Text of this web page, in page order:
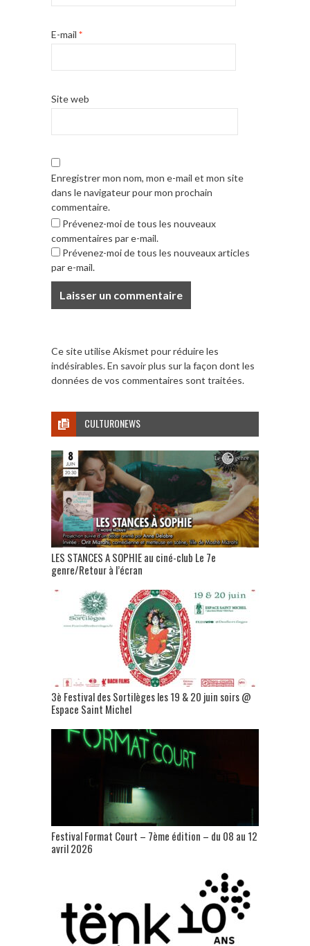
E-mail *
Site web
Enregistrer mon nom, mon e-mail et mon site
dans le navigateur pour mon prochain
commentaire.
Prévenez-moi de tous les nouveaux
commentaires par e-mail.
Prévenez-moi de tous les nouveaux articles
par e-mail.
Ce site utilise Akismet pour réduire les
indésirables.En savoir plus sur la façon dont les
données de vos commentaires sont traitées.
CULTURONEWS
LES STANCES A SOPHIE au ciné-club Le 7e
genre/Retour à l’écran
3è Festival des Sortilèges les 19 & 20 juin soirs @
Espace Saint Michel
Festival Format Court – 7ème édition – du 08 au 12
avril 2026